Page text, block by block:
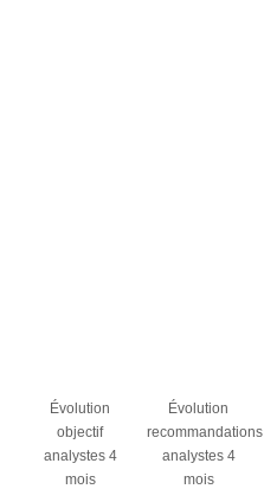
Évolution
objectif
analystes 4
mois
Évolution
recommandations
analystes 4
mois